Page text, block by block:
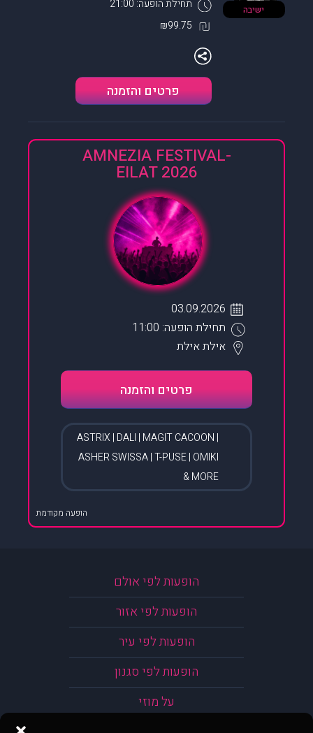
ישיבה תחילת הופעה: 21:00
₪99.75
פרטים והזמנה
AMNEZIA FESTIVAL-
EILAT 2026
03.09.2026
תחילת הופעה: 11:00
אילתאילת
פרטים והזמנה
ASTRIX | DALI | MAGIT CACOON |
ASHER SWISSA | T-PUSE | OMIKI
& MORE
הופעה מקודמת
הופעות לפי אולם
הופעות לפי אזור
הופעות לפי עיר
הופעות לפי סגנון
על מוזי